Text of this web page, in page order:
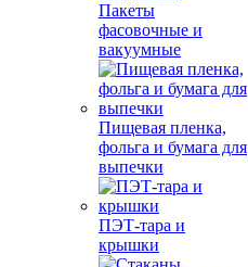
Пакеты
фасовочные и
вакуумные
Пищевая пленка,
фольга и бумага для
выпечки
ПЭТ-тара и
крышки